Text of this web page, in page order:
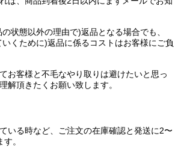
状態以外の理由で)返品となる場合でも、
くために)返品に係るコストはお客様にご負
お客様と不毛なやり取りは避けたいと思っ
解頂きたくお願い致します。
いる時など、ご注文の在庫確認と発送に2〜
。